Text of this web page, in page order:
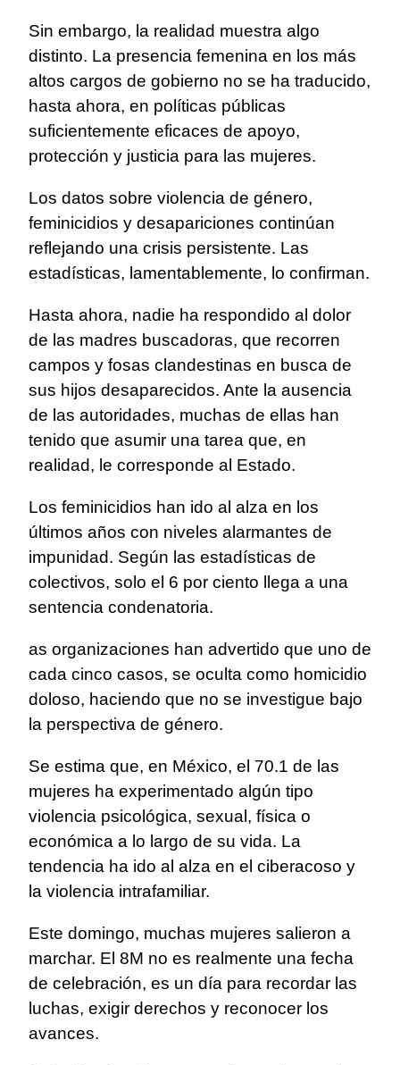
Sin embargo, la realidad muestra algo
distinto. La presencia femenina en los más
altos cargos de gobierno no se ha traducido,
hasta ahora, en políticas públicas
suficientemente eficaces de apoyo,
protección y justicia para las mujeres.
Los datos sobre violencia de género,
feminicidios y desapariciones continúan
reflejando una crisis persistente. Las
estadísticas, lamentablemente, lo confirman.
Hasta ahora, nadie ha respondido al dolor
de las madres buscadoras, que recorren
campos y fosas clandestinas en busca de
sus hijos desaparecidos. Ante la ausencia
de las autoridades, muchas de ellas han
tenido que asumir una tarea que, en
realidad, le corresponde al Estado.
Los feminicidios han ido al alza en los
últimos años con niveles alarmantes de
impunidad. Según las estadísticas de
colectivos, solo el 6 por ciento llega a una
sentencia condenatoria.
as organizaciones han advertido que uno de
cada cinco casos, se oculta como homicidio
doloso, haciendo que no se investigue bajo
la perspectiva de género.
Se estima que, en México, el 70.1 de las
mujeres ha experimentado algún tipo
violencia psicológica, sexual, física o
económica a lo largo de su vida. La
tendencia ha ido al alza en el ciberacoso y
la violencia intrafamiliar.
Este domingo, muchas mujeres salieron a
marchar. El 8M no es realmente una fecha
de celebración, es un día para recordar las
luchas, exigir derechos y reconocer los
avances.